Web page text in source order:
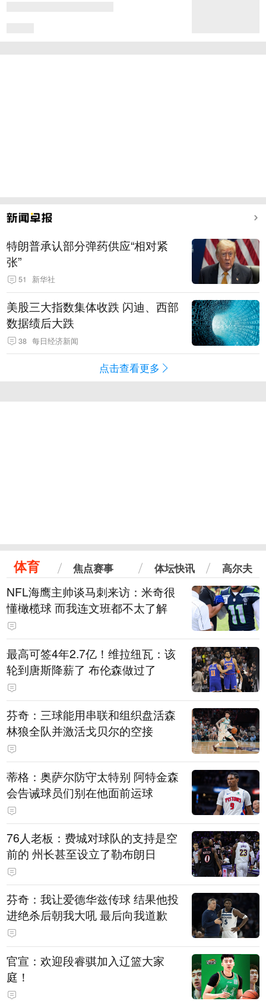
特朗普承认部分弹药供应“相对紧
张”
51 新华社
美股三大指数集体收跌 闪迪、西部
数据绩后大跌
38 每日经济新闻
点击查看更多
体育 焦点赛事 体坛快讯 高尔夫
NFL海鹰主帅谈马刺来访：米奇很
懂橄榄球 而我连文班都不太了解
最高可签4年2.7亿！维拉纽瓦：该
轮到唐斯降薪了 布伦森做过了
芬奇：三球能用串联和组织盘活森
林狼全队并激活戈贝尔的空接
蒂格：奥萨尔防守太特别 阿特金森
会告诫球员们别在他面前运球
76人老板：费城对球队的支持是空
前的 州长甚至设立了勒布朗日
芬奇：我让爱德华兹传球 结果他投
进绝杀后朝我大吼 最后向我道歉
官宣：欢迎段睿骐加入辽篮大家
庭！